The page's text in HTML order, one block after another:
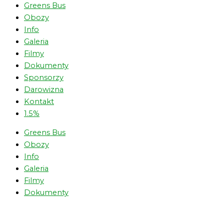
Greens Bus
Obozy
Info
Galeria
Filmy
Dokumenty
Sponsorzy
Darowizna
Kontakt
1.5%
Greens Bus
Obozy
Info
Galeria
Filmy
Dokumenty